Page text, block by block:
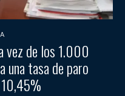
vez de los 1.000
una tasa de paro